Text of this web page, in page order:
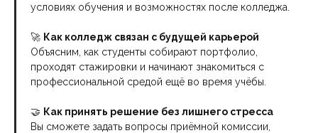
условиях обучения и возможностях после колледжа.
🚀 Как колледж связан с будущей карьерой
Объясним, как студенты собирают портфолио,
проходят стажировки и начинают знакомиться с
профессиональной средой ещё во время учёбы.
🤝 Как принять решение без лишнего стресса
Вы сможете задать вопросы приёмной комиссии,